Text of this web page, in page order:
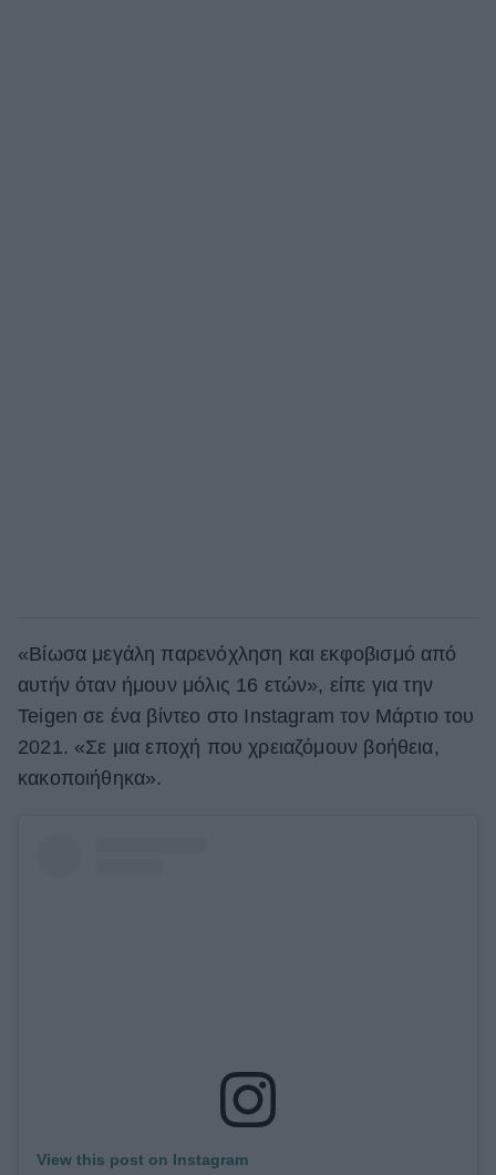
«Βίωσα μεγάλη παρενόχληση και εκφοβισμό από
αυτήν όταν ήμουν μόλις 16 ετών», είπε για την
Teigen σε ένα βίντεο στο Instagram τον Μάρτιο του
2021. «Σε μια εποχή που χρειαζόμουν βοήθεια,
κακοποιήθηκα».
View this post on Instagram